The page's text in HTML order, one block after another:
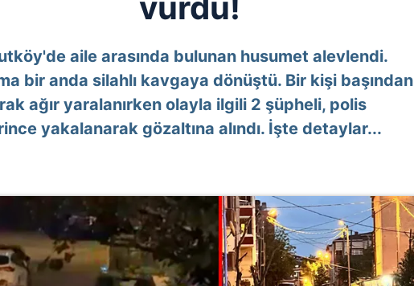
aile arasında bulunan husumet alevlendi.
bir anda silahlı kavgaya dönüştü. Bir kişi başından
ağır yaralanırken olayla ilgili 2 şüpheli, polis
yakalanarak gözaltına alındı. İşte detaylar...